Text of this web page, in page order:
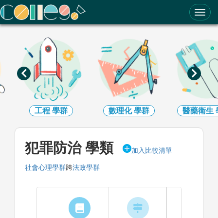
ColleGo! 大學選才與高中育才輔助系統
數理化學群 醫藥衛生學群 生命科學
犯罪防治 學類 加入比較清單
社會心理學群跨法政學群